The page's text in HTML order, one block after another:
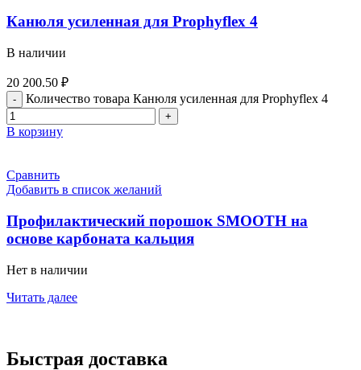
Канюля усиленная для Prophyflex 4
В наличии
20 200.50 ₽
Количество товара Канюля усиленная для Prophyflex 4
В корзину
Сравнить
Добавить в список желаний
Профилактический порошок SMOOTH на
основе карбоната кальция
Нет в наличии
Читать далее
Быстрая доставка